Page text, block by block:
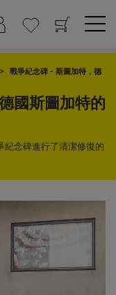
戰爭紀念碑 - 斯圖加特，德
國斯圖加特的
紀念碑進行了清潔修復的